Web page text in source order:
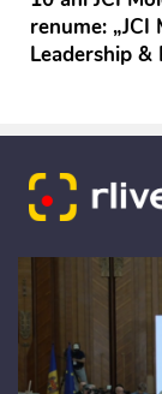
renume: „JCI
Leadership &